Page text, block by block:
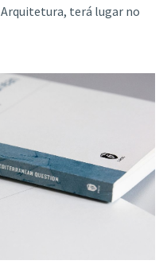
terá lugar no